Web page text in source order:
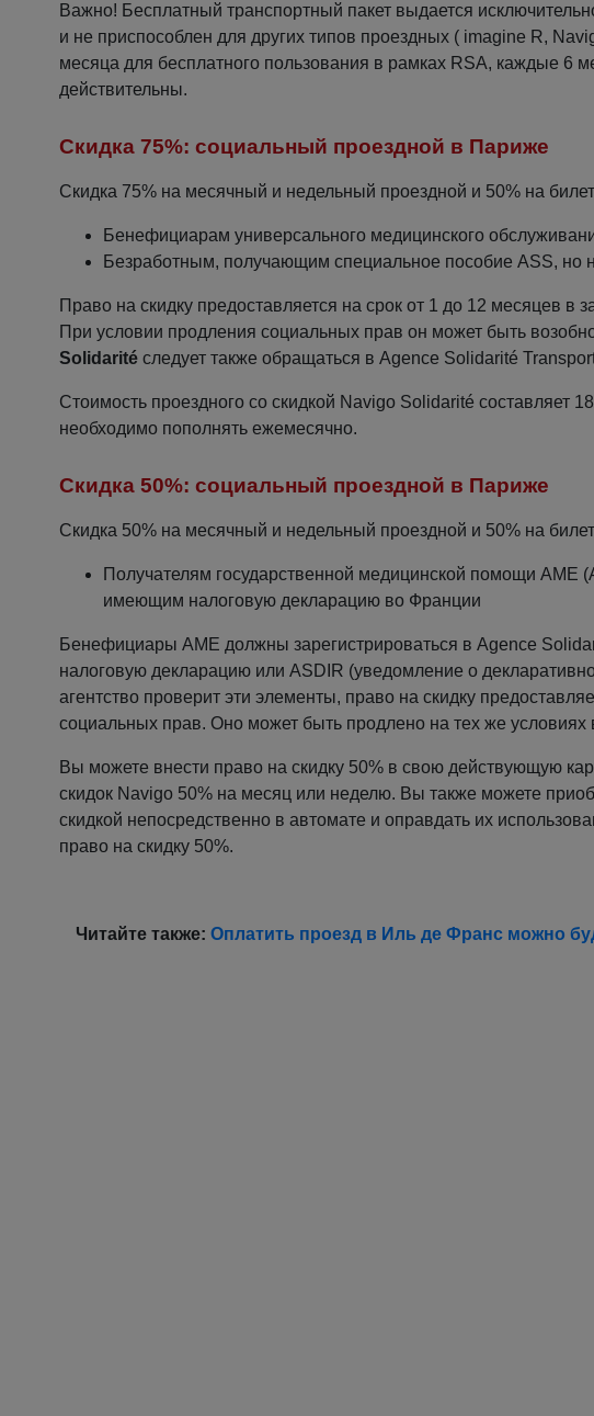
Важно! Бесплатный транспортный пакет выдается
и не приспособлен для других типов проездных ( imagine R,
месяца для бесплатного пользования в рамках RSA, каждые 6
действительны.
Скидка 75%: социальный проездной в Париже
Скидка 75% на месячный и недельный проездной и 50% на
Бенефициарам универсального медицинского
Безработным, получающим специальное пособие ASS, но
Право на скидку предоставляется на срок от 1 до 12 месяцев в
При условии продления социальных прав он может быть
Solidarité следует также обращаться в Agence Solidarité
Стоимость проездного со скидкой Navigo Solidarité составляет
необходимо пополнять ежемесячно.
Скидка 50%: социальный проездной в Париже
Скидка 50% на месячный и недельный проездной и 50% на
Получателям государственной медицинской помощи
имеющим налоговую декларацию во Франции
Бенефициары AME должны зарегистрироваться в Agence
налоговую декларацию или ASDIR (уведомление о
агентство проверит эти элементы, право на скидку
социальных прав. Оно может быть продлено на тех же условиях
Вы можете внести право на скидку 50% в свою действующую
скидок Navigo 50% на месяц или неделю. Вы также можете
скидкой непосредственно в автомате и оправдать их
право на скидку 50%.
Читайте также: Оплатить проезд в Иль де Франс можно